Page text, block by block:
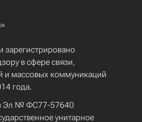
зарегистрировано
в сфере связи,
и массовых коммуникаций
года.
Эл № ФС77-57640
унитарное